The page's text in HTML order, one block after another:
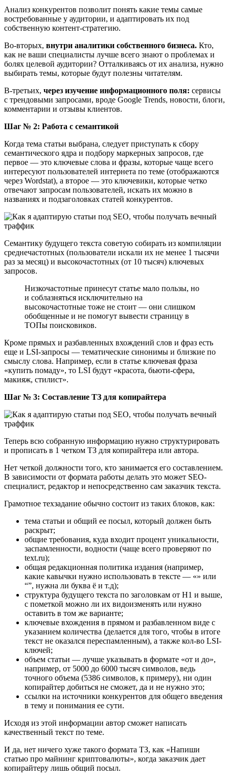
Анализ конкурентов позволит понять какие темы самые
востребованные у аудитории, и адаптировать их под
собственную контент-стратегию.
Во-вторых, внутри аналитики собственного бизнеса. Кто,
как не ваши специалисты лучше всего знают о проблемах и
болях целевой аудитории? Отталкиваясь от их анализа, нужно
выбирать темы, которые будут полезны читателям.
В-третьих, через изучение информационного поля: сервисы
с трендовыми запросами, вроде Google Trends, новости, блоги,
комментарии и отзывы клиентов.
Шаг № 2: Работа с семантикой
Когда тема статьи выбрана, следует приступать к сбору
семантического ядра и подбору маркерных запросов, где
первое ― это ключевые слова и фразы, которые чаще всего
интересуют пользователей интернета по теме (отображаются
через Wordstat), а второе ― это ключевики, которые четко
отвечают запросам пользователей, искать их можно в
названиях и подзаголовках статей конкурентов.
Семантику будущего текста советую собирать из компиляции
среднечастотных (пользователи искали их не менее 1 тысячи
раз за месяц) и высокочастотных (от 10 тысяч) ключевых
запросов.
Низкочастотные принесут статье мало пользы, но
и соблазняться исключительно на
высокочастотные тоже не стоит ― они слишком
обобщенные и не помогут вывести страницу в
ТОПы поисковиков.
Кроме прямых и разбавленных вхождений слов и фраз есть
еще и LSI-запросы ― тематические синонимы и близкие по
смыслу слова. Например, если в статье ключевая фраза
«купить помаду», то LSI будут «красота, бьюти-сфера,
макияж, стилист».
Шаг № 3: Составление ТЗ для копирайтера
Теперь всю собранную информацию нужно структурировать
и прописать в 1 четком ТЗ для копирайтера или автора.
Нет четкой должности того, кто занимается его составлением.
В зависимости от формата работы делать это может SEO-
специалист, редактор и непосредственно сам заказчик текста.
Грамотное техзадание обычно состоит из таких блоков, как:
тема статьи и общий ее посыл, который должен быть
раскрыт;
общие требования, куда входит процент уникальности,
заспамленности, водности (чаще всего проверяют по
text.ru);
общая редакционная политика издания (например,
какие кавычки нужно использовать в тексте ― «» или
“”, нужна ли буква ё и т.д);
структура будущего текста по заголовкам от H1 и выше,
с пометкой можно ли их видоизменять или нужно
оставить в том же варианте;
ключевые вхождения в прямом и разбавленном виде с
указанием количества (делается для того, чтобы в итоге
текст не оказался переспамленным), а также кол-во LSI-
ключей;
объем статьи ― лучше указывать в формате «от и до»,
например, от 5000 до 6000 тысяч символов, ведь
точного объема (5386 символов, к примеру), ни один
копирайтер добиться не сможет, да и не нужно это;
ссылки на источники конкурентов для общего введения
в тему и понимания ее сути.
Исходя из этой информации автор сможет написать
качественный текст по теме.
И да, нет ничего хуже такого формата ТЗ, как «Напиши
статью про майнинг криптовалюты», когда заказчик дает
копирайтеру лишь общий посыл.